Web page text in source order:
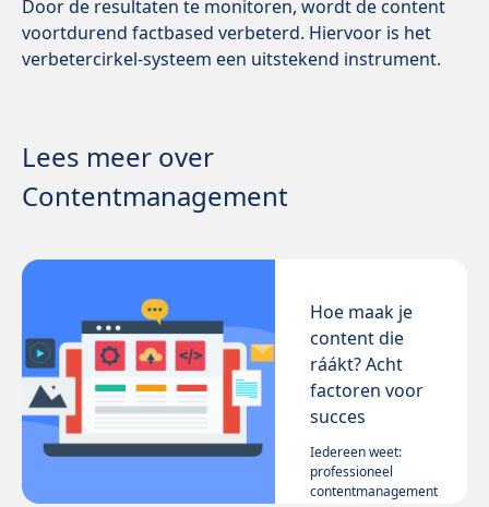
Door de resultaten te monitoren, wordt de content
voortdurend factbased verbeterd. Hiervoor is het
verbetercirkel-systeem een uitstekend instrument.
Lees meer over
Contentmanagement
Hoe maak je
content die
ráákt? Acht
factoren voor
succes
Iedereen weet:
professioneel
contentmanagement